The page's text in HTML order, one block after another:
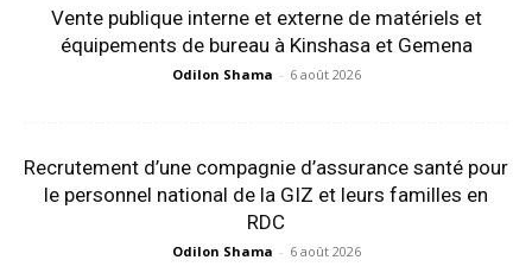
Vente publique interne et externe de matériels et
équipements de bureau à Kinshasa et Gemena
Odilon Shama - 6 août 2026
Recrutement d’une compagnie d’assurance santé pour
le personnel national de la GIZ et leurs familles en
RDC
Odilon Shama - 6 août 2026